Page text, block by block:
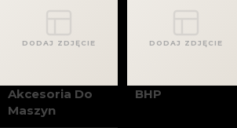
DODAJ ZDJĘCIE
Akcesoria Do
Maszyn
DODAJ ZDJĘCIE
BHP